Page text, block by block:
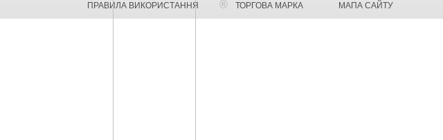
ПРАВИЛА ВИКОРИСТАННЯ ТОРГОВА МАРКА МАПА САЙТУ